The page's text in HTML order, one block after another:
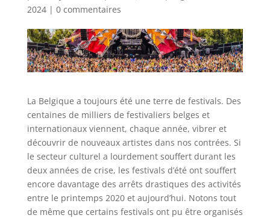
2024| 0 commentaires
La Belgique a toujours été une terre de festivals. Des
centaines de milliers de festivaliers belges et
internationaux viennent, chaque année, vibrer et
découvrir de nouveaux artistes dans nos contrées. Si
le secteur culturel a lourdement souffert durant les
deux années de crise, les festivals d’été ont souffert
encore davantage des arrêts drastiques des activités
entre le printemps 2020 et aujourd’hui. Notons tout
de même que certains festivals ont pu être organisés